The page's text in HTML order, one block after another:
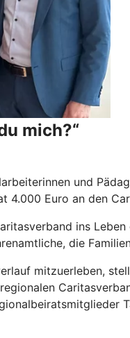
mich?“
und
Euro an den
ins
die
mitzuerleben,